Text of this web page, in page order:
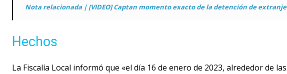
Nota relacionada | [VIDEO] Captan momento exacto de la detención de
Hechos
La Fiscalía Local informó que «el día 16 de enero de 2023, alrededor de